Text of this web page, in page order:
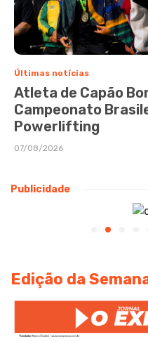
Últimas notícias
Atleta de Capão
Campeonato
Powerlifting
07/08/2026
Publicidade
Edição da